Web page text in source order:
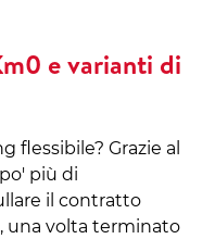
e varianti di
flessibile? Grazie al
più di
il contratto
una volta terminato